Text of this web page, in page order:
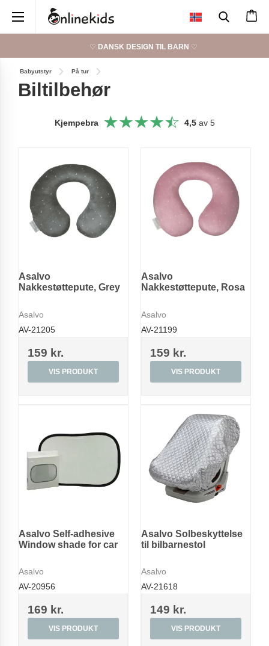
♡ DANSK DESIGN TIL BARN ♡
Babyutstyr På tur
Biltilbehør
Kjempebra 4,5av 5
Asalvo
Nakkestøttepute, Grey
Asalvo
AV-21205
159 kr.
VIS PRODUKT
Asalvo
Nakkestøttepute, Rosa
Asalvo
AV-21199
159 kr.
VIS PRODUKT
Asalvo Self-adhesive
Window shade for car
Asalvo
AV-20956
169 kr.
VIS PRODUKT
Asalvo Solbeskyttelse
til bilbarnestol
Asalvo
AV-21618
149 kr.
VIS PRODUKT